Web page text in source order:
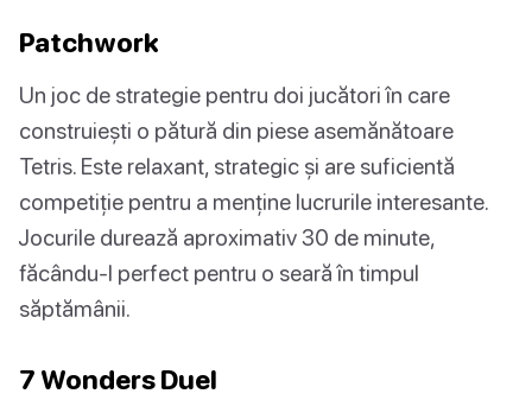
Patchwork
Un joc de strategie pentru doi jucători în care
construiești o pătură din piese asemănătoare
Tetris. Este relaxant, strategic și are suficientă
competiție pentru a menține lucrurile interesante.
Jocurile durează aproximativ 30 de minute,
făcându-l perfect pentru o seară în timpul
săptămânii.
7 Wonders Duel